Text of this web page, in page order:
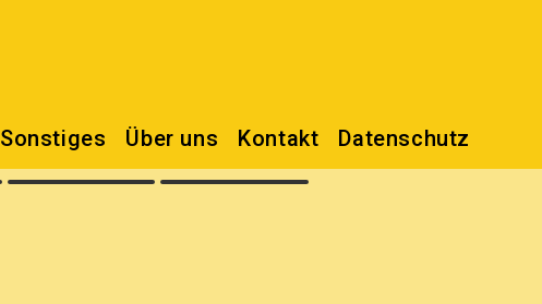
Sonstiges Über uns Kontakt Datenschutz